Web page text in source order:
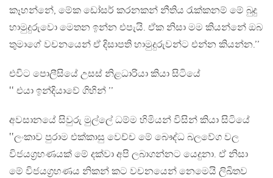
කෑහන්නේ, මේක ඩෝසර් කරනකන් නීතිය රැක්කනම් මේ බුදු
හාමුදුරුවො මෙතන ඉන්න එපැයි. ඒක නිසා මම කියන්නේ ඔබ
තුමාගේ වචනයෙන් ඒ දිසාපති හාමුදුරුවන්ට එන්න කියන්න.’’
එවිට පොලීසියේ උසස් නිළධාරියා කියා සිටියේ
‛‛ එයා ඉන්දියාවේ ගිහින් ’’
අවසානයේ සිවුරු මුල්ලේ ධම්ම හිමියන් විසින් කියා සිටියේ
‛‛ලංකාව පුරාම එක්කාසු වෙච්ච මේ බෞද්ධ බලවේග වල
විජයග්‍රහණයක් මේ දක්වා අපි ලබාගන්නට යෙදුනා. ඒ නිසා
මේ විජයග්‍රහණය නිකන් කට වචනයෙන් නෙමෙයි ලිඛිතව